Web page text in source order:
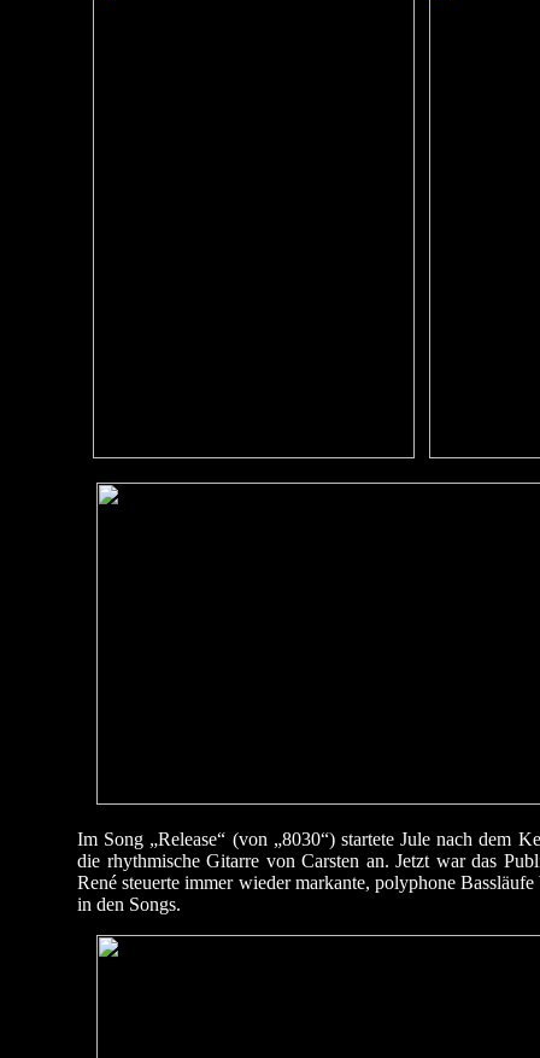
Im Song „Release“ (von „8030“) startete Jule nach dem
die rhythmische Gitarre von Carsten an. Jetzt war das
René steuerte immer wieder markante, polyphone
in den Songs.